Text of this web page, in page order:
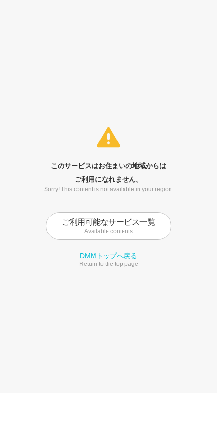
このサービスはお住まいの地域からは
ご利用になれません。
Sorry! This content is not available in your region.
ご利用可能なサービス一覧
Available contents
DMMトップへ戻る
Return to the top page